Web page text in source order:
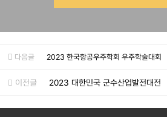
다음글 2023 한국항공우주학회 우주학술대회
이전글 2023 대한민국 군수산업발전대전